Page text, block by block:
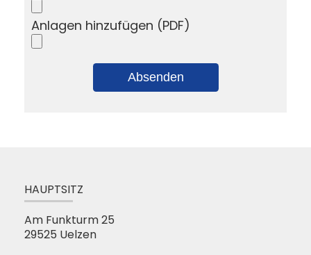
Anlagen hinzufügen (PDF)
Absenden
HAUPTSITZ
Am Funkturm 25
29525 Uelzen